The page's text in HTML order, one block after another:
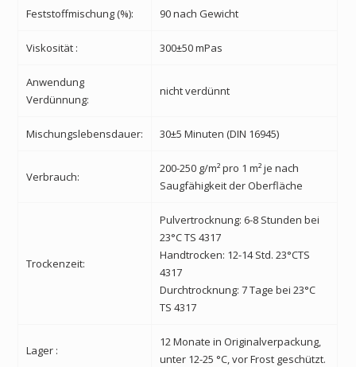
Feststoffmischung (%): 90 nach Gewicht
Viskosität : 300±50 mPas
Anwendung
Verdünnung:
nicht verdünnt
Mischungslebensdauer: 30±5 Minuten (DIN 16945)
Verbrauch:
200-250 g/m² pro 1 m² je nach
Saugfähigkeit der Oberfläche
Trockenzeit:
Pulvertrocknung: 6-8 Stunden bei
23°C TS 4317
Handtrocken: 12-14 Std. 23°CTS
4317
Durchtrocknung: 7 Tage bei 23°C
TS 4317
Lager :
12 Monate in Originalverpackung,
unter 12-25 °C, vor Frost geschützt.